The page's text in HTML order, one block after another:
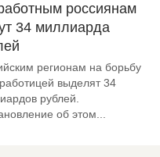
россиянам
34 миллиарда
регионам на борьбу
выделят 34
рублей.
об этом...